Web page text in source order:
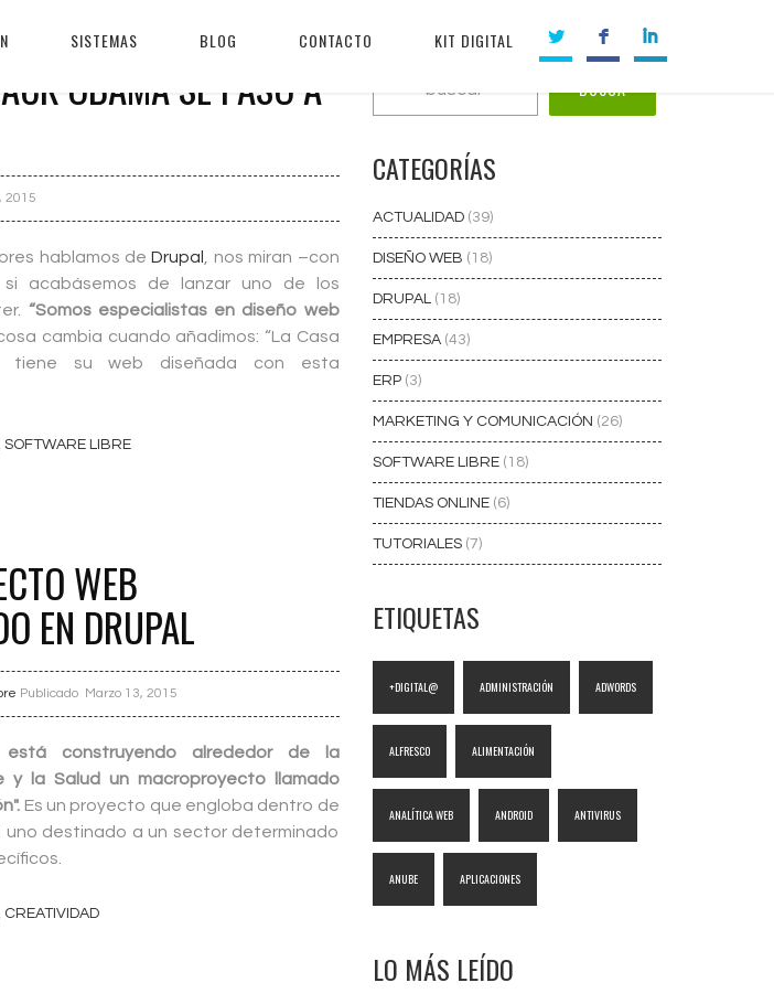
SISTEMAS BLOG CONTACTO KIT DIGITAL
OBAMA SE PASÓ A
2015
hablamos deDrupal
, nos miran –con
acabásemos de lanzar uno de los
“Somos especialistas en diseño web
cosa cambia cuando añadimos: “La Casa
tiene su web diseñada con esta
SOFTWARE LIBRE
WEB
EN DRUPAL
Publicado Marzo 13, 2015
está construyendo alrededor de la
y la Salud un macroproyecto llamado
Es un proyecto que engloba dentro de
uno destinado a un sector determinado
CREATIVIDAD
CATEGORÍAS
ACTUALIDAD (39)
DISEÑO WEB (18)
DRUPAL (18)
EMPRESA (43)
ERP (3)
MARKETING Y COMUNICACIÓN (26)
SOFTWARE LIBRE (18)
TIENDAS ONLINE (6)
TUTORIALES (7)
ETIQUETAS
+DIGITAL@ ADMINISTRACIÓN ADWORDS
ALFRESCO ALIMENTACIÓN
ANALÍTICA WEB ANDROID ANTIVIRUS
ANUBE APLICACIONES
LO MÁS LEÍDO